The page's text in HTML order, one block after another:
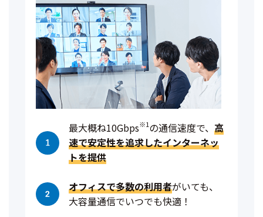
最大概ね10Gbps※1の通信速度で、 高
速で安定性を追求したインターネッ
トを提供
オフィスで多数の利用者がいても、
大容量通信でいつでも快適！